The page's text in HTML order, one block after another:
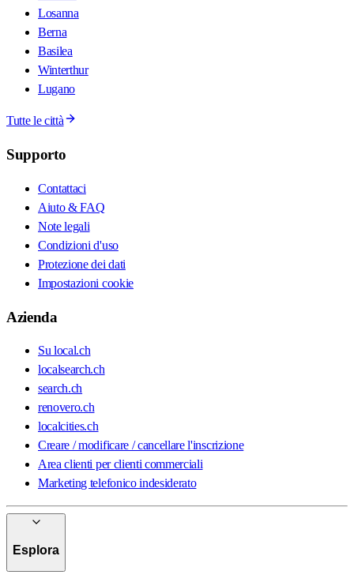
Losanna
Berna
Basilea
Winterthur
Lugano
Tutte le città
Supporto
Contattaci
Aiuto & FAQ
Note legali
Condizioni d'uso
Protezione dei dati
Impostazioni cookie
Azienda
Su local.ch
localsearch.ch
search.ch
renovero.ch
localcities.ch
Creare / modificare / cancellare l'inscrizione
Area clienti per clienti commerciali
Marketing telefonico indesiderato
Esplora